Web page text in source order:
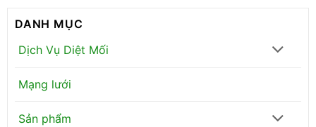
DANH MỤC
Dịch Vụ Diệt Mối
Mạng lưới
Sản phẩm